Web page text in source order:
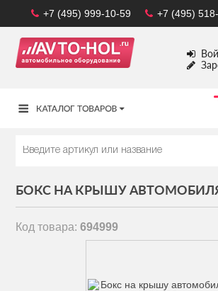
+7 (495)
+7 (495) 999-10-59
БОКС НА КРЫШУ АВТОМОБИЛЯ
Код товара:694999